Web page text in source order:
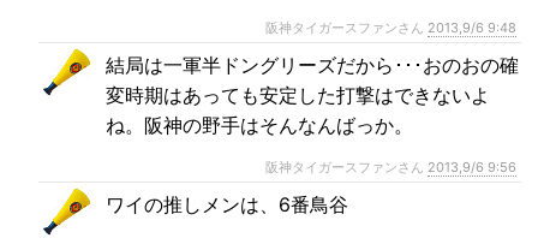
阪神タイガースファンさん 2013,9/6 9:48
結局は一軍半ドングリーズだから･･･おのおの確
変時期はあっても安定した打撃はできないよ
ね。阪神の野手はそんなんばっか。
阪神タイガースファンさん 2013,9/6 9:56
ワイの推しメンは、6番鳥谷